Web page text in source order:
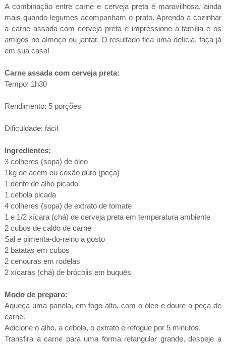
A combinação entre carne e cerveja preta é maravilhosa, ainda
mais quando legumes acompanham o prato. Aprenda a cozinhar
a carne assada com cerveja preta e impressione a família e os
amigos no almoço ou jantar. O resultado fica uma delícia, faça já
em sua casa!
Carne assada com cerveja preta:
Tempo: 1h30
Rendimento: 5 porções
Dificuldade: fácil
Ingredientes:
3 colheres (sopa) de óleo
1kg de acém ou coxão duro (peça)
1 dente de alho picado
1 cebola picada
4 colheres (sopa) de extrato de tomate
1 e 1/2 xícara (chá) de cerveja preta em temperatura ambiente
2 cubos de caldo de carne
Sal e pimenta-do-reino a gosto
2 batatas em cubos
2 cenouras em rodelas
2 xícaras (chá) de brócolis em buquês
Modo de preparo:
Aqueça uma panela, em fogo alto, com o óleo e doure a peça de
carne.
Adicione o alho, a cebola, o extrato e refogue por 5 minutos.
Transfira a carne para uma forma retangular grande, despeje a